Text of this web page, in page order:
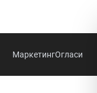
МаркетингОгласи